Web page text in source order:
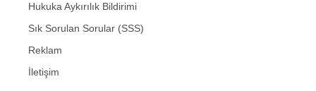
Hukuka Aykırılık Bildirimi
Sık Sorulan Sorular (SSS)
Reklam
İletişim